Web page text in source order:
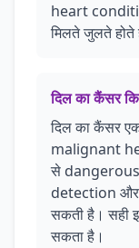
heart
मिलते जुलते होते
दिल का कैंसर
दिल का कैंसर
malignant
से dangerous
detection
सकती है। सही
सकता है।